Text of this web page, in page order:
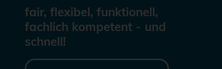
fair, flexibel, funktionell,
fachlich kompetent - und
schnell!